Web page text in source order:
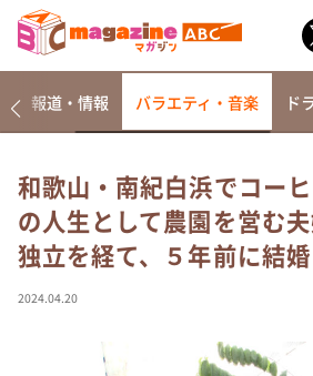
なるみ・岡村の過ぎるTV
相席食堂
これ余談なんですけど・・・
報道・情報 バラエティ・音楽 ド
和歌山・南紀白浜でコー
の人生として農園を営む
独立を経て、５年前に結婚
2024.04.20